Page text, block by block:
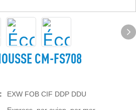
CM-FS708
EXW FOB CIF DDP DDU